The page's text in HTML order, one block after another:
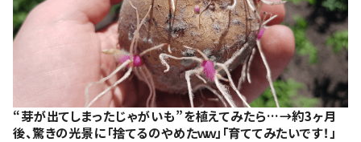
“芽が出てしまったじゃがいも”を植えてみたら…→約3ヶ月
後、驚きの光景に「捨てるのやめたｗｗ」「育ててみたいです！」